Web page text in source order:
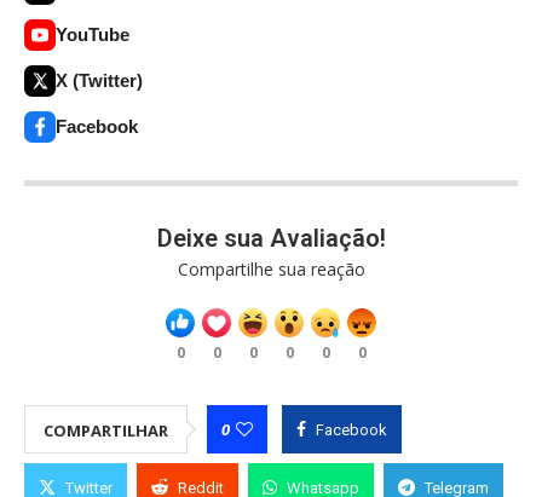
YouTube
X (Twitter)
Facebook
Deixe sua Avaliação!
Compartilhe sua reação
0 0 0 0 0 0
COMPARTILHAR 0 Facebook
Twitter Reddit Whatsapp Telegram